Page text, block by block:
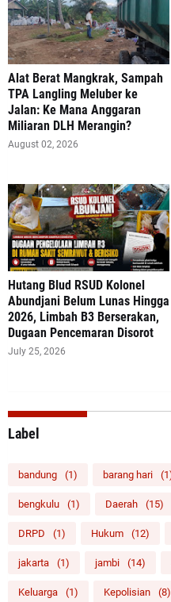
Alat Berat Mangkrak, Sampah
TPA Langling Meluber ke
Jalan: Ke Mana Anggaran
Miliaran DLH Merangin?
August 02, 2026
‎Hutang Blud RSUD Kolonel
Abundjani Belum Lunas Hingga
2026, Limbah B3 Berserakan,
Dugaan Pencemaran Disorot
July 25, 2026
Label
bandung (1) barang hari
bengkulu (1) Daerah (15)
DRPD (1) Hukum (12)
jakarta (1) jambi (14)
Keluarga (1) Kepolisian (8)